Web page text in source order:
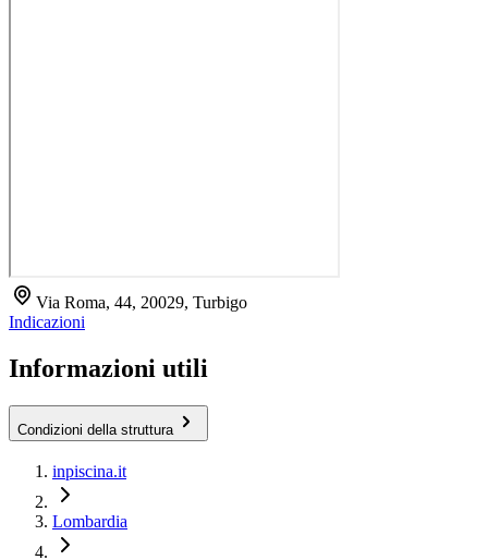
Via Roma, 44, 20029, Turbigo
Indicazioni
Informazioni utili
Condizioni della struttura
inpiscina.it
Lombardia